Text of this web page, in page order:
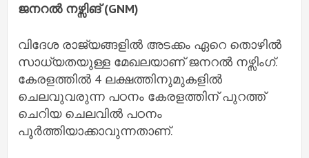
ജനറൽ നഴ്സിങ് (GNM)
വിദേശ രാജ്യങ്ങളിൽ അടക്കം ഏറെ തൊഴിൽ
സാധ്യതയുള്ള മേഖലയാണ് ജനറൽ നഴ്സിംഗ്.
കേരളത്തിൽ 4 ലക്ഷത്തിനുമുകളിൽ
ചെലവുവരുന്ന പഠനം കേരളത്തിന് പുറത്ത്
ചെറിയ ചെലവിൽ പഠനം
പൂർത്തിയാക്കാവുന്നതാണ്.